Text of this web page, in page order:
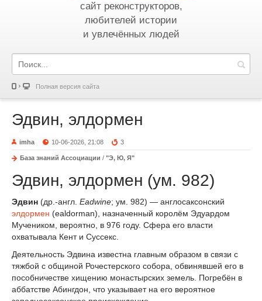
сайт реконструкторов,
любителей истории
и увлечённых людей
Полная версия сайта
Эдвин, элдормен
imha 10-06-2026, 21:08 3
База знаний Ассоциации / "Э, Ю, Я"
Эдвин, элдормен (ум. 982)
Эдвин (др.-англ. Eadwine; ум. 982) — англосаксонский
элдормен (ealdorman), назначенный королём Эдуардом
Мучеником, вероятно, в 976 году. Сфера его власти
охватывала Кент и Суссекс.
Деятельность Эдвина известна главным образом в связи с
тяжбой с общиной Рочестерского собора, обвинявшей его в
пособничестве хищению монастырских земель. Погребён в
аббатстве Абингдон, что указывает на его вероятное